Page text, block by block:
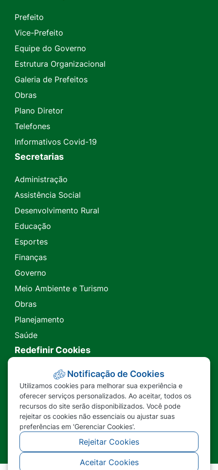
Prefeito
Vice-Prefeito
Equipe do Governo
Estrutura Organizacional
Galeria de Prefeitos
Obras
Plano Diretor
Telefones
Informativos Covid-19
Secretarias
Administração
Assistência Social
Desenvolvimento Rural
Educação
Esportes
Finanças
Governo
Meio Ambiente e Turismo
Obras
Planejamento
Saúde
Redefinir Cookies
Transparência
Ouvidoria
SIC
Notificação de Cookies
Utilizamos cookies para melhorar sua experiência e
oferecer serviços personalizados. Ao aceitar, todos os
recursos do site serão disponibilizados. Você pode
rejeitar os cookies não essenciais ou ajustar suas
preferências em 'Gerenciar Cookies'.
Rejeitar Cookies
Aceitar Cookies